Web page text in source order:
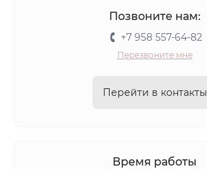
Позвоните нам:
+7 958 557-64-82
Перезвоните мне
Перейти в контакты
Время работы